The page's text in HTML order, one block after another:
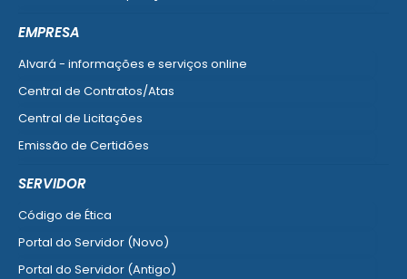
EMPRESA
Alvará - informações e serviços online
Central de Contratos/Atas
Central de Licitações
Emissão de Certidões
SERVIDOR
Código de Ética
Portal do Servidor (Novo)
Portal do Servidor (Antigo)